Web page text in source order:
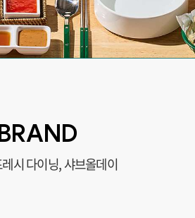
시 다이닝, 샤브올데이